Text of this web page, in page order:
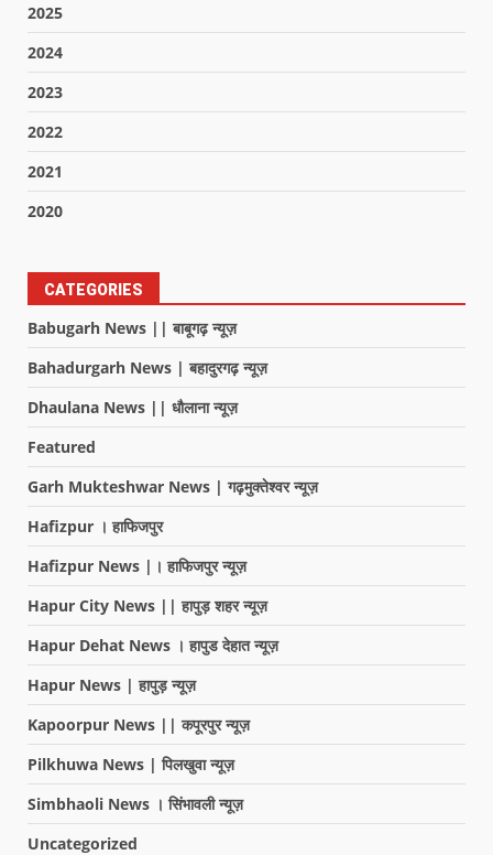
2025
2024
2023
2022
2021
2020
CATEGORIES
Babugarh News || बाबूगढ़ न्यूज़
Bahadurgarh News | बहादुरगढ़ न्यूज़
Dhaulana News || धौलाना न्यूज़
Featured
Garh Mukteshwar News | गढ़मुक्तेश्वर न्यूज़
Hafizpur । हाफिजपुर
Hafizpur News |। हाफिजपुर न्यूज़
Hapur City News || हापुड़ शहर न्यूज़
Hapur Dehat News । हापुड देहात न्यूज़
Hapur News | हापुड़ न्यूज़
Kapoorpur News || कपूरपुर न्यूज़
Pilkhuwa News | पिलखुवा न्यूज़
Simbhaoli News । सिंभावली न्यूज़
Uncategorized